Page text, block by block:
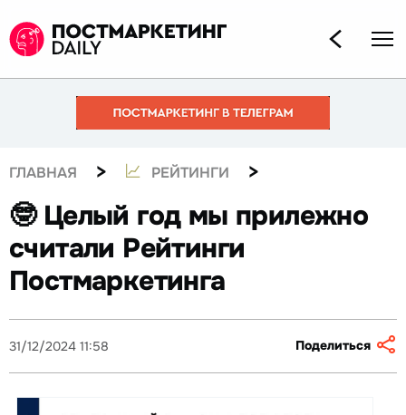
ГЛАВНАЯ > РЕЙТИНГИ >
🤓 Целый год мы прилежно
считали Рейтинги
Постмаркетинга
31/12/2024 11:58 Поделиться